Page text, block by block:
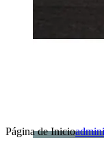
Página de Inicio